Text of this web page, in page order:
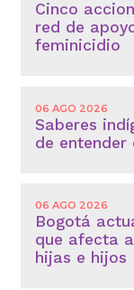
Cinco
red de
feminicidio
06 AGO 2026
Saberes
de entender
06 AGO 2026
Bogotá
que afecta
hijas e hijos